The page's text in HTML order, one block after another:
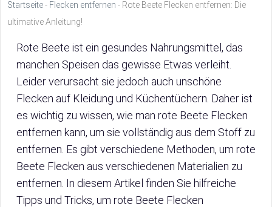
Startseite- Flecken entfernen - Rote Beete Flecken entfernen: Die
ultimative Anleitung!
Rote Beete ist ein gesundes Nahrungsmittel, das
manchen Speisen das gewisse Etwas verleiht.
Leider verursacht sie jedoch auch unschöne
Flecken auf Kleidung und Küchentüchern. Daher ist
es wichtig zu wissen, wie man rote Beete Flecken
entfernen kann, um sie vollständig aus dem Stoff zu
entfernen. Es gibt verschiedene Methoden, um rote
Beete Flecken aus verschiedenen Materialien zu
entfernen. In diesem Artikel finden Sie hilfreiche
Tipps und Tricks, um rote Beete Flecken